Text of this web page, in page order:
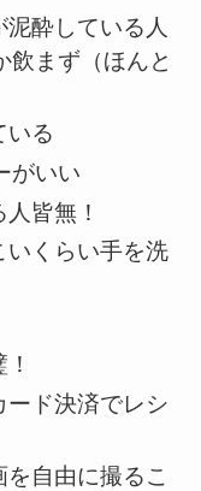
酔している人
飲まず（ほんと
いる
がいい
皆無！
いくらい手を洗
ド決済でレシ
自由に撮るこ